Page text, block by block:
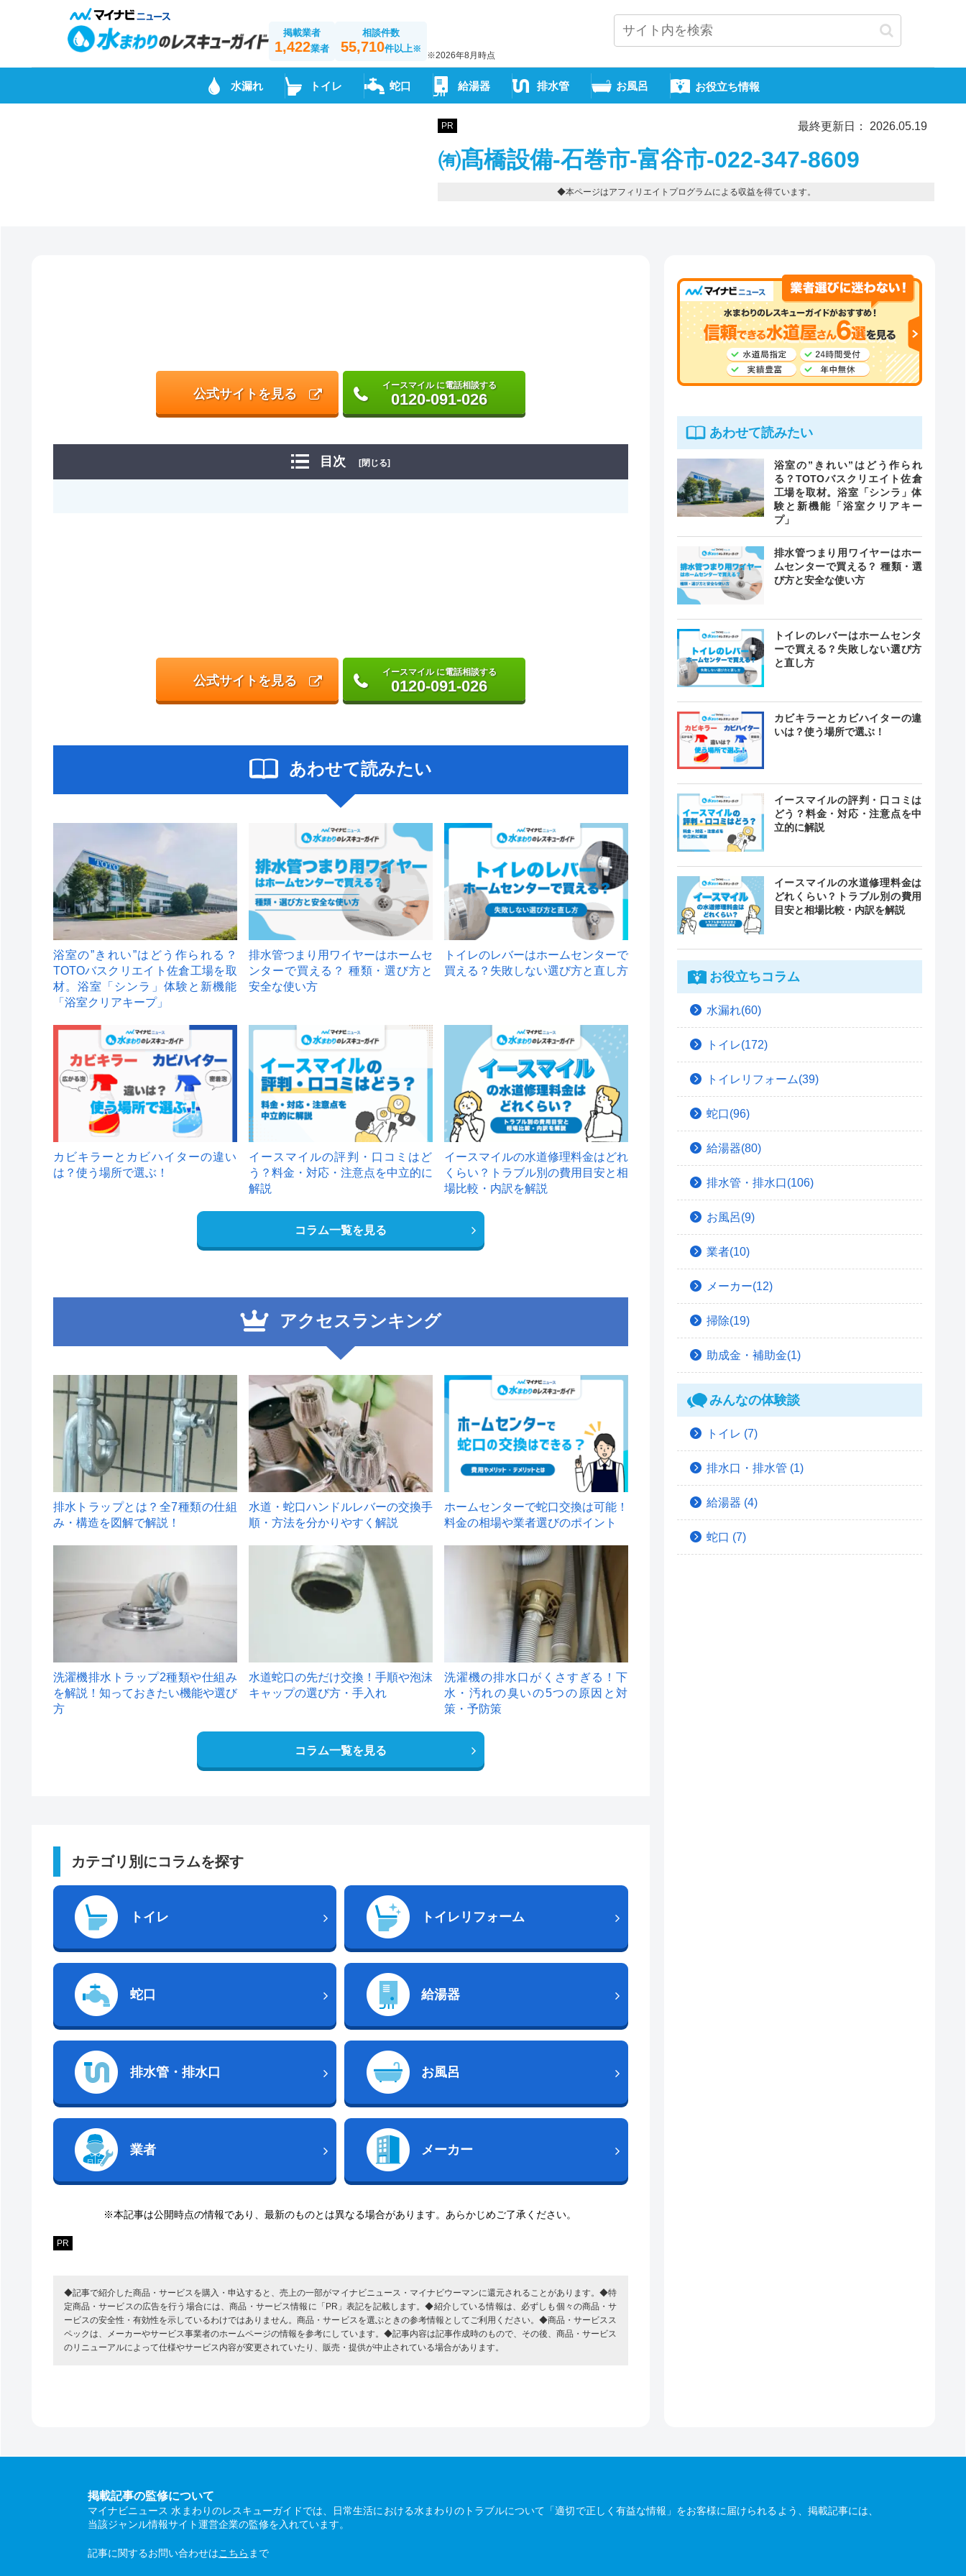
掲載業者
1,422業者
相談件数
55,710件以上※
※2026年8月時点
水漏れ トイレ 蛇口 給湯器 排水管 お風呂 お役立ち情報
PR 最終更新日： 2026.05.19
㈲髙橋設備-石巻市-富谷市-022-347-8609
◆本ページはアフィリエイトプログラムによる収益を得ています。
公式サイトを見る
イースマイル に電話相談する
0120-091-026
目次 [閉じる]
公式サイトを見る
イースマイル に電話相談する
0120-091-026
あわせて読みたい
浴室の”きれい”はどう作られる？
TOTOバスクリエイト佐倉工場を取
材。浴室「シンラ」体験と新機能
「浴室クリアキープ」
排水管つまり用ワイヤーはホームセ
ンターで買える？ 種類・選び方と
安全な使い方
トイレのレバーはホームセンターで
買える？失敗しない選び方と直し方
カビキラーとカビハイターの違い
は？使う場所で選ぶ！
イースマイルの評判・口コミはど
う？料金・対応・注意点を中立的に
解説
イースマイルの水道修理料金はどれ
くらい？トラブル別の費用目安と相
場比較・内訳を解説
コラム一覧を見る
アクセスランキング
1
排水トラップとは？全7種類の仕組
み・構造を図解で解説！
2
水道・蛇口ハンドルレバーの交換手
順・方法を分かりやすく解説
ホームセンターで蛇口交換は可能！
料金の相場や業者選びのポイント
洗濯機排水トラップ2種類や仕組み
を解説！知っておきたい機能や選び
方
水道蛇口の先だけ交換！手順や泡沫
キャップの選び方・手入れ
洗濯機の排水口がくさすぎる！下
水・汚れの臭いの5つの原因と対
策・予防策
コラム一覧を見る
カテゴリ別にコラムを探す
トイレ トイレリフォーム
蛇口 給湯器
排水管・排水口 お風呂
業者 メーカー
※本記事は公開時点の情報であり、最新のものとは異なる場合があります。あらかじめご了承ください。
PR
◆記事で紹介した商品・サービスを購入・申込すると、売上の一部がマイナビニュース・マイナビウーマンに還元されることがあります。◆特
定商品・サービスの広告を行う場合には、商品・サービス情報に「PR」表記を記載します。◆紹介している情報は、必ずしも個々の商品・サ
ービスの安全性・有効性を示しているわけではありません。商品・サービスを選ぶときの参考情報としてご利用ください。◆商品・サービスス
ペックは、メーカーやサービス事業者のホームページの情報を参考にしています。◆記事内容は記事作成時のもので、その後、商品・サービス
のリニューアルによって仕様やサービス内容が変更されていたり、販売・提供が中止されている場合があります。
あわせて読みたい
浴室の”きれい”はどう作られ
る？TOTOバスクリエイト佐倉
工場を取材。浴室「シンラ」体
験と新機能「浴室クリアキー
プ」
排水管つまり用ワイヤーはホー
ムセンターで買える？ 種類・選
び方と安全な使い方
トイレのレバーはホームセンタ
ーで買える？失敗しない選び方
と直し方
カビキラーとカビハイターの違
いは？使う場所で選ぶ！
イースマイルの評判・口コミは
どう？料金・対応・注意点を中
立的に解説
イースマイルの水道修理料金は
どれくらい？トラブル別の費用
目安と相場比較・内訳を解説
お役立ちコラム
水漏れ(60)
トイレ(172)
トイレリフォーム(39)
蛇口(96)
給湯器(80)
排水管・排水口(106)
お風呂(9)
業者(10)
メーカー(12)
掃除(19)
助成金・補助金(1)
みんなの体験談
トイレ (7)
排水口・排水管 (1)
給湯器 (4)
蛇口 (7)
掲載記事の監修について
マイナビニュース 水まわりのレスキューガイドでは、日常生活における水まわりのトラブルについて「適切で正しく有益な情報」をお客様に届けられるよう、掲載記事には、
当該ジャンル情報サイト運営企業の監修を入れています。
記事に関するお問い合わせはこちら まで